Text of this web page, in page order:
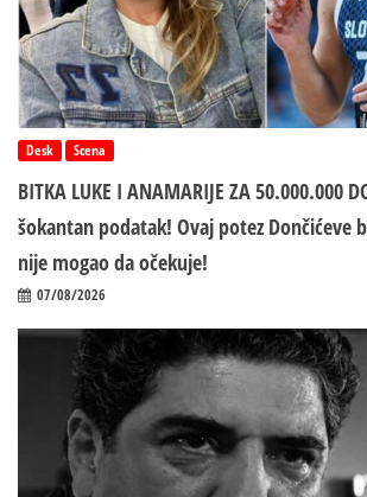
Desk Scena
BITKA LUKE I ANAMARIJE ZA 50.000.000
šokantan podatak! Ovaj potez Dončićeve
nije mogao da očekuje!
07/08/2026